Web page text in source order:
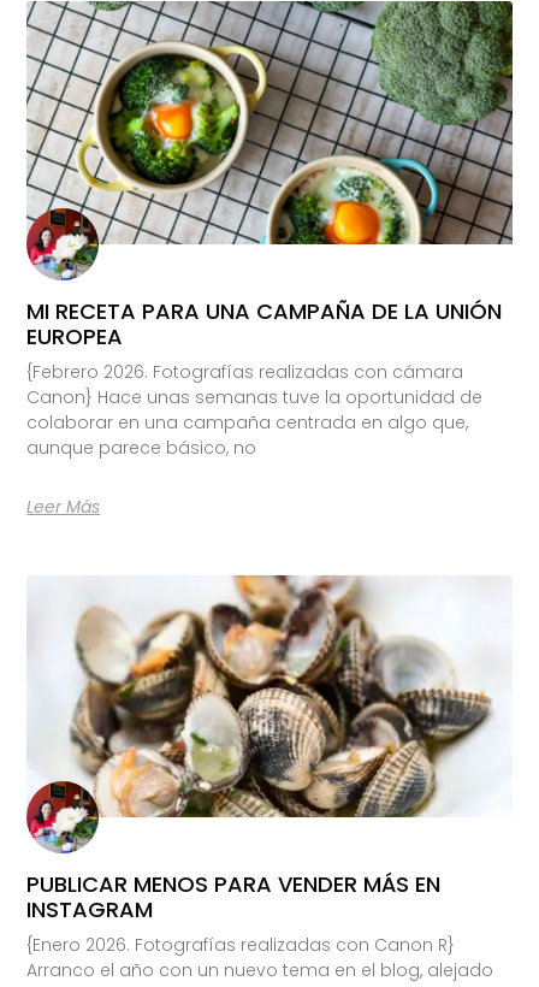
MI RECETA PARA UNA CAMPAÑA DE LA UNIÓN
EUROPEA
{Febrero 2026. Fotografías realizadas con cámara
Canon} Hace unas semanas tuve la oportunidad de
colaborar en una campaña centrada en algo que,
aunque parece básico, no
Leer Más
PUBLICAR MENOS PARA VENDER MÁS EN
INSTAGRAM
{Enero 2026. Fotografías realizadas con Canon R}
Arranco el año con un nuevo tema en el blog, alejado